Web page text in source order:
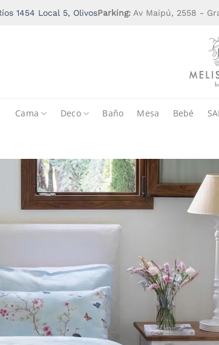
1454 Local 5, OlivosParking:Av Maipú, 2558 -
Cama Deco Baño Mesa Bebé